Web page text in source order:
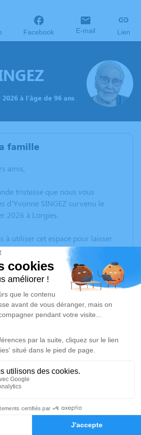
Hommages
Facebook E-mail Lien
à l'âge de 96 ans
famille
amis,
tristesse que nous vous
d’Yvonne SINGEZ survenu le
2026 à Lorgies.
à utiliser cet espace pour laisser
des photos souvenirs, une
vos pensées à travers des
Cet endroit est un lieu
à honorer la mémoire d’Yvonne
d’arbre hommage est
Je rends hommage
Matthieu de Lorgies